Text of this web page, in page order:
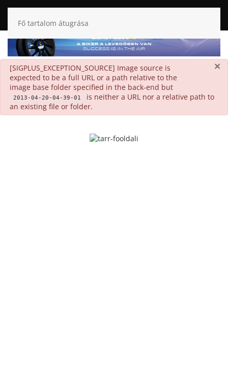
Fő tartalom átugrása
×
danger
[SIGPLUS_EXCEPTION_SOURCE] Image source is
expected to be a full URL or a path relative to the
image base folder specified in the back-end but
2013-04-20-04-39-01
is neither a URL nor a relative path to
an existing file or folder.